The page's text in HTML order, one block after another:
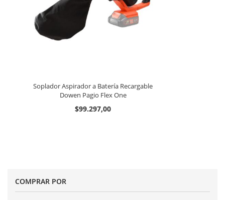
Soplador Aspirador a Batería Recargable
Dowen Pagio Flex One
$99.297,00
COMPRAR POR